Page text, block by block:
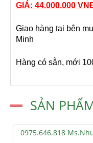
GIÁ: 44.000.000
Giao hàng tại bên
Minh
Hàng có sẵn, mới
SẢN
0975.646.818